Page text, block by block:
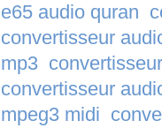
e65 audio quran
convertisseur
mp3
convertisseur
mpeg3 midi